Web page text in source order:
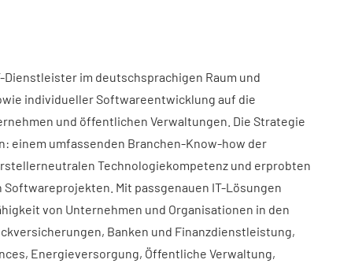
im deutschsprachigen Raum und
individueller Softwareentwicklung auf die
und öffentlichen Verwaltungen. Die Strategie
einem umfassenden Branchen-Know-how der
Technologiekompetenz und erprobten
Softwareprojekten. Mit passgenauen IT-Lösungen
von Unternehmen und Organisationen in den
Banken und Finanzdienstleistung,
Energieversorgung, Öffentliche Verwaltung,